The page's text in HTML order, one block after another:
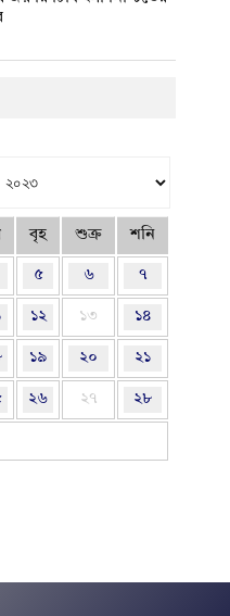
বৃহ শুক্র শনি
৫ ৬ ৭
১২ ১৩ ১৪
১৯ ২০ ২১
২৬ ২৭ ২৮